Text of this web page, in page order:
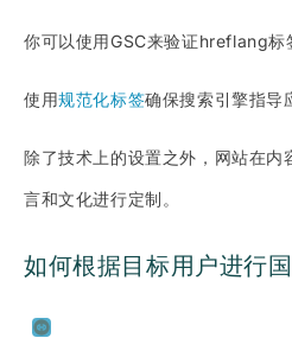
你可以使用GSC来验证hreflang标
使用规范化标签确保搜索引擎指导
除了技术上的设置之外，网站在
言和文化进行定制。
如何根据目标用户进行